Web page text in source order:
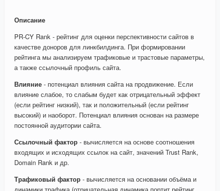
Описание
PR-CY Rank - рейтинг для оценки перспективности сайтов в
качестве доноров для линкбилдинга. При формировании
рейтинга мы анализируем трафиковые и трастовые параметры,
а также ссылочный профиль сайта.
Влияние - потенциал влияния сайта на продвижение. Если
влияние слабое, то слабым будет как отрицательный эффект
(если рейтинг низкий), так и положительный (если рейтинг
высокий) и наоборот. Потенциал влияния основан на размере
постоянной аудитории сайта.
Ссылочный фактор - вычисляется на основе соотношения
входящих и исходящих ссылок на сайт, значений Trust Rank,
Domain Rank и др.
Трафиковый фактор - вычисляется на основании объёма и